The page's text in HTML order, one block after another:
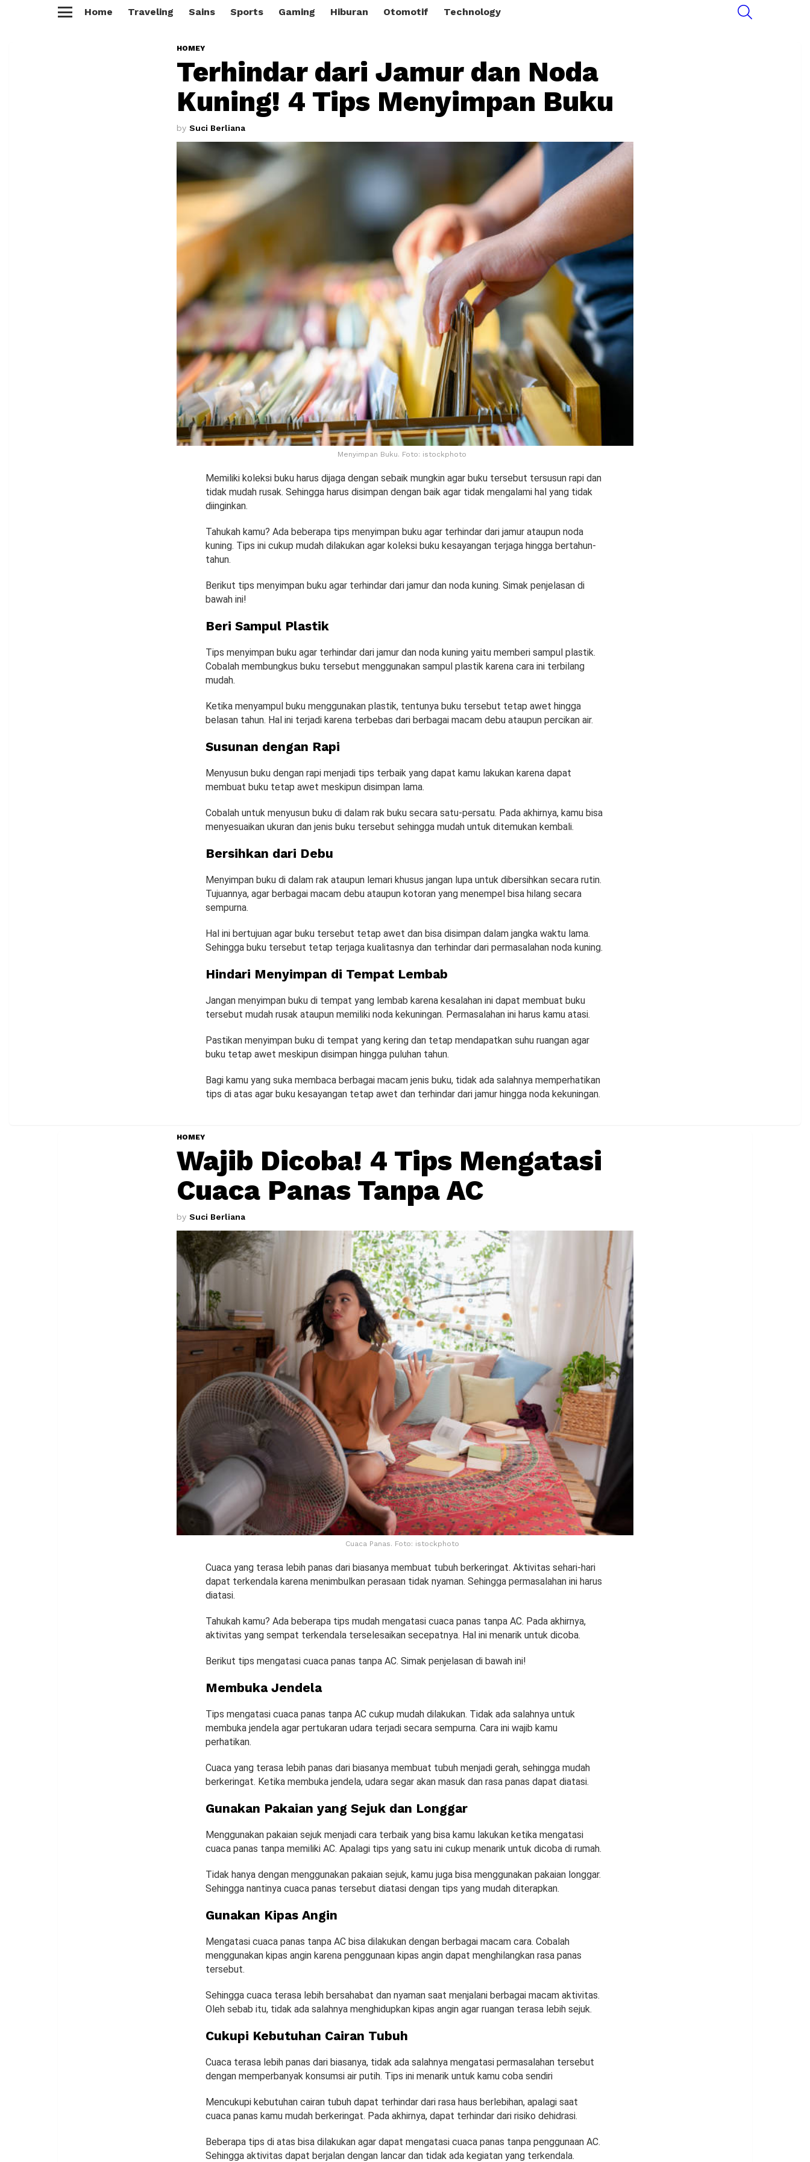
Home Traveling Sains Sports Gaming Hiburan Otomotif Technology
HOMEY
Terhindar dari Jamur dan Noda
Kuning! 4 Tips Menyimpan Buku
by Suci Berliana
Menyimpan Buku. Foto: istockphoto
Memiliki koleksi buku harus dijaga dengan sebaik mungkin agar buku tersebut tersusun rapi dan
tidak mudah rusak. Sehingga harus disimpan dengan baik agar tidak mengalami hal yang tidak
diinginkan.
Tahukah kamu? Ada beberapa tips menyimpan buku agar terhindar dari jamur ataupun noda
kuning. Tips ini cukup mudah dilakukan agar koleksi buku kesayangan terjaga hingga bertahun-
tahun.
Berikut tips menyimpan buku agar terhindar dari jamur dan noda kuning. Simak penjelasan di
bawah ini!
Beri Sampul Plastik
Tips menyimpan buku agar terhindar dari jamur dan noda kuning yaitu memberi sampul plastik.
Cobalah membungkus buku tersebut menggunakan sampul plastik karena cara ini terbilang
mudah.
Ketika menyampul buku menggunakan plastik, tentunya buku tersebut tetap awet hingga
belasan tahun. Hal ini terjadi karena terbebas dari berbagai macam debu ataupun percikan air.
Susunan dengan Rapi
Menyusun buku dengan rapi menjadi tips terbaik yang dapat kamu lakukan karena dapat
membuat buku tetap awet meskipun disimpan lama.
Cobalah untuk menyusun buku di dalam rak buku secara satu-persatu. Pada akhirnya, kamu bisa
menyesuaikan ukuran dan jenis buku tersebut sehingga mudah untuk ditemukan kembali.
Bersihkan dari Debu
Menyimpan buku di dalam rak ataupun lemari khusus jangan lupa untuk dibersihkan secara rutin.
Tujuannya, agar berbagai macam debu ataupun kotoran yang menempel bisa hilang secara
sempurna.
Hal ini bertujuan agar buku tersebut tetap awet dan bisa disimpan dalam jangka waktu lama.
Sehingga buku tersebut tetap terjaga kualitasnya dan terhindar dari permasalahan noda kuning.
Hindari Menyimpan di Tempat Lembab
Jangan menyimpan buku di tempat yang lembab karena kesalahan ini dapat membuat buku
tersebut mudah rusak ataupun memiliki noda kekuningan. Permasalahan ini harus kamu atasi.
Pastikan menyimpan buku di tempat yang kering dan tetap mendapatkan suhu ruangan agar
buku tetap awet meskipun disimpan hingga puluhan tahun.
Bagi kamu yang suka membaca berbagai macam jenis buku, tidak ada salahnya memperhatikan
tips di atas agar buku kesayangan tetap awet dan terhindar dari jamur hingga noda kekuningan.
HOMEY
Wajib Dicoba! 4 Tips Mengatasi
Cuaca Panas Tanpa AC
by Suci Berliana
Cuaca Panas. Foto: istockphoto
Cuaca yang terasa lebih panas dari biasanya membuat tubuh berkeringat. Aktivitas sehari-hari
dapat terkendala karena menimbulkan perasaan tidak nyaman. Sehingga permasalahan ini harus
diatasi.
Tahukah kamu? Ada beberapa tips mudah mengatasi cuaca panas tanpa AC. Pada akhirnya,
aktivitas yang sempat terkendala terselesaikan secepatnya. Hal ini menarik untuk dicoba.
Berikut tips mengatasi cuaca panas tanpa AC. Simak penjelasan di bawah ini!
Membuka Jendela
Tips mengatasi cuaca panas tanpa AC cukup mudah dilakukan. Tidak ada salahnya untuk
membuka jendela agar pertukaran udara terjadi secara sempurna. Cara ini wajib kamu
perhatikan.
Cuaca yang terasa lebih panas dari biasanya membuat tubuh menjadi gerah, sehingga mudah
berkeringat. Ketika membuka jendela, udara segar akan masuk dan rasa panas dapat diatasi.
Gunakan Pakaian yang Sejuk dan Longgar
Menggunakan pakaian sejuk menjadi cara terbaik yang bisa kamu lakukan ketika mengatasi
cuaca panas tanpa memiliki AC. Apalagi tips yang satu ini cukup menarik untuk dicoba di rumah.
Tidak hanya dengan menggunakan pakaian sejuk, kamu juga bisa menggunakan pakaian longgar.
Sehingga nantinya cuaca panas tersebut diatasi dengan tips yang mudah diterapkan.
Gunakan Kipas Angin
Mengatasi cuaca panas tanpa AC bisa dilakukan dengan berbagai macam cara. Cobalah
menggunakan kipas angin karena penggunaan kipas angin dapat menghilangkan rasa panas
tersebut.
Sehingga cuaca terasa lebih bersahabat dan nyaman saat menjalani berbagai macam aktivitas.
Oleh sebab itu, tidak ada salahnya menghidupkan kipas angin agar ruangan terasa lebih sejuk.
Cukupi Kebutuhan Cairan Tubuh
Cuaca terasa lebih panas dari biasanya, tidak ada salahnya mengatasi permasalahan tersebut
dengan memperbanyak konsumsi air putih. Tips ini menarik untuk kamu coba sendiri
Mencukupi kebutuhan cairan tubuh dapat terhindar dari rasa haus berlebihan, apalagi saat
cuaca panas kamu mudah berkeringat. Pada akhirnya, dapat terhindar dari risiko dehidrasi.
Beberapa tips di atas bisa dilakukan agar dapat mengatasi cuaca panas tanpa penggunaan AC.
Sehingga aktivitas dapat berjalan dengan lancar dan tidak ada kegiatan yang terkendala.